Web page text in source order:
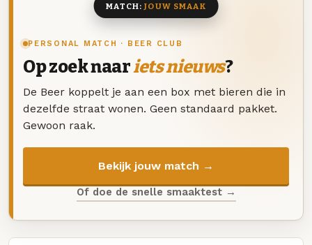
PERSONAL MATCH · BEER CLUB
Op zoek naariets nieuws?
De Beer koppelt je aan een box met bieren die in
dezelfde straat wonen. Geen standaard pakket.
Gewoon raak.
Bekijk jouw match →
Of doe de snelle smaaktest →
MATCH:JOUW SMAAK